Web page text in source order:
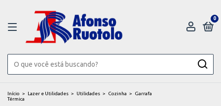
0
Início > Lazer e Utilidades > Utilidades > Cozinha >
Garrafa
Térmica